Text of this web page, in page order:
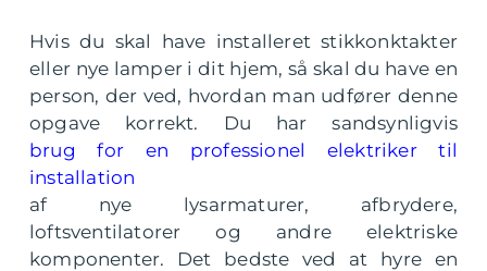
Hvis du skal have installeret stikkonktakter
eller nye lamper i dit hjem, så skal du have en
person, der ved, hvordan man udfører denne
opgave korrekt. Du har sandsynligvis
brug for en professionel elektriker til
installation
af nye lysarmaturer, afbrydere,
loftsventilatorer og andre elektriske
komponenter. Det bedste ved at hyre en